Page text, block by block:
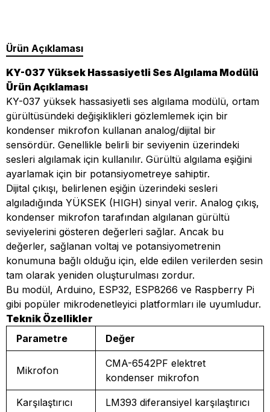
Ürün Açıklaması
KY-037 Yüksek Hassasiyetli Ses Algılama Modülü
Ürün Açıklaması
KY-037 yüksek hassasiyetli ses algılama modülü, ortam
gürültüsündeki değişiklikleri gözlemlemek için bir
kondenser mikrofon kullanan analog/dijital bir
sensördür. Genellikle belirli bir seviyenin üzerindeki
sesleri algılamak için kullanılır. Gürültü algılama eşiğini
ayarlamak için bir potansiyometreye sahiptir.
Dijital çıkışı, belirlenen eşiğin üzerindeki sesleri
algıladığında YÜKSEK (HIGH) sinyal verir. Analog çıkış,
kondenser mikrofon tarafından algılanan gürültü
seviyelerini gösteren değerleri sağlar. Ancak bu
değerler, sağlanan voltaj ve potansiyometrenin
konumuna bağlı olduğu için, elde edilen verilerden sesin
tam olarak yeniden oluşturulması zordur.
Bu modül, Arduino, ESP32, ESP8266 ve Raspberry Pi
gibi popüler mikrodenetleyici platformları ile uyumludur.
Teknik Özellikler
Parametre
Değer
Mikrofon
CMA-6542PF elektret
kondenser mikrofon
Karşılaştırıcı LM393 diferansiyel karşılaştırıcı